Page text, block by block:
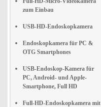
zum Einbau
USB-HD-Endoskopkamera
Endoskopkamera für PC &
OTG Smartphones
USB-Endoskop-Kamera für
PC, Android- und Apple-
Smartphone, Full HD
Full-HD-Endoskopkamera mit